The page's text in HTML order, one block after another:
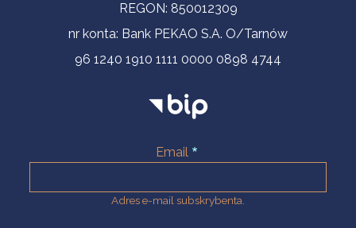
REGON: 850012309
nr konta: Bank PEKAO S.A. O/Tarnów
96 1240 1910 1111 0000 0898 4744
Email
Adres e-mail subskrybenta.